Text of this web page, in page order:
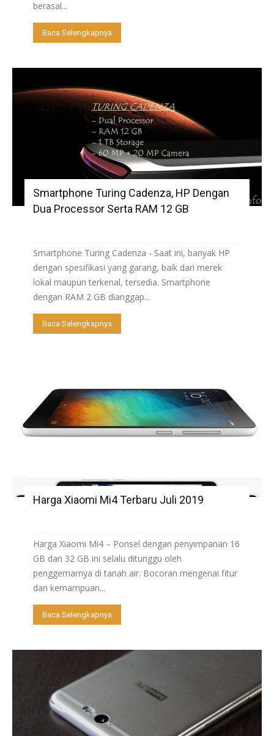
berasal...
Baca Selengkapnya
Smartphone Turing Cadenza, HP Dengan
Dua Processor Serta RAM 12 GB
Smartphone Turing Cadenza - Saat ini, banyak HP
dengan spesifikasi yang garang, baik dari merek
lokal maupun terkenal, tersedia. Smartphone
dengan RAM 2 GB dianggap...
Baca Selengkapnya
Harga Xiaomi Mi4 Terbaru Juli 2019
Harga Xiaomi Mi4 – Ponsel dengan penyimpanan 16
GB dan 32 GB ini selalu ditunggu oleh
penggemarnya di tanah air. Bocoran mengenai fitur
dan kemampuan...
Baca Selengkapnya